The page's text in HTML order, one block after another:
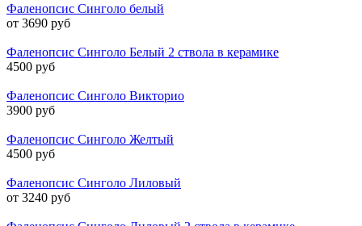
Фаленопсис Синголо белый
от 3690 руб
Фаленопсис Синголо Белый 2 ствола в керамике
4500 руб
Фаленопсис Синголо Викторио
3900 руб
Фаленопсис Синголо Желтый
4500 руб
Фаленопсис Синголо Лиловый
от 3240 руб